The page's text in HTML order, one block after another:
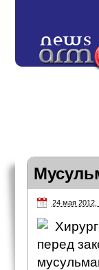
24 мая 2012,
перед